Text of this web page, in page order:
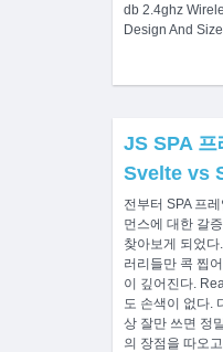
db 2.4ghz
Design And
JS SPA
Svelte vs
전부터 SPA 프
먼스에 대한 갈
찾아보게 되었
러리들만 콕 찝
이 깊어진다.
도 손색이 없다.
상 잘만 쓰면 정
의 장점을 따오